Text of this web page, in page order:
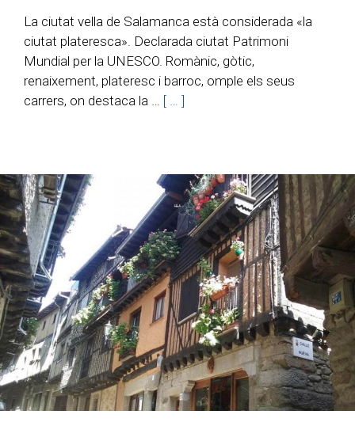
La ciutat vella de Salamanca està considerada «la
ciutat plateresca». Declarada ciutat Patrimoni
Mundial per la UNESCO. Romànic, gòtic,
renaixement, plateresc i barroc, omple els seus
carrers, on destaca la … [ … ]